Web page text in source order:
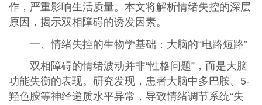
作，严重影响生活质量。本文将解析情绪失控的深层
原因，揭示双相障碍的诱发因素。
一、情绪失控的生物学基础：大脑的“电路短路”
双相障碍的情绪波动并非“性格问题”，而是大脑
功能失衡的表现。研究发现，患者大脑中多巴胺、5-
羟色胺等神经递质水平异常，导致情绪调节系统“失